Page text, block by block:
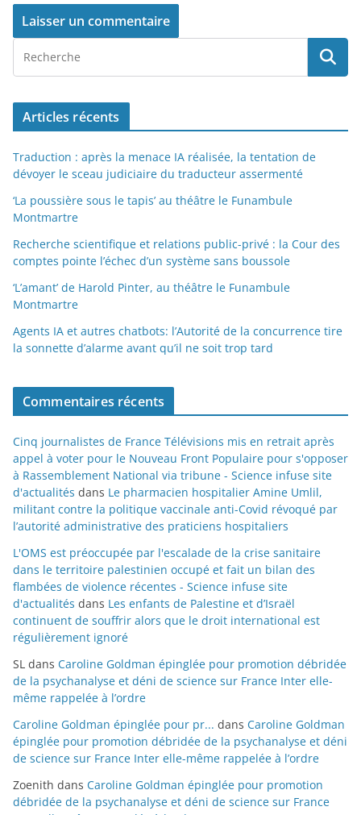
Articles récents
Traduction : après la menace IA réalisée, la tentation de
dévoyer le sceau judiciaire du traducteur assermenté
‘La poussière sous le tapis’ au théâtre le Funambule
Montmartre
Recherche scientifique et relations public-privé : la Cour des
comptes pointe l’échec d’un système sans boussole
‘L’amant’ de Harold Pinter, au théâtre le Funambule
Montmartre
Agents IA et autres chatbots: l’Autorité de la concurrence tire
la sonnette d’alarme avant qu’il ne soit trop tard
Commentaires récents
Cinq journalistes de France Télévisions mis en retrait après
appel à voter pour le Nouveau Front Populaire pour s'opposer
à Rassemblement National via tribune - Science infuse site
d'actualités dans Le pharmacien hospitalier Amine Umlil,
militant contre la politique vaccinale anti-Covid révoqué par
l’autorité administrative des praticiens hospitaliers
L'OMS est préoccupée par l'escalade de la crise sanitaire
dans le territoire palestinien occupé et fait un bilan des
flambées de violence récentes - Science infuse site
d'actualités dans Les enfants de Palestine et d’Israël
continuent de souffrir alors que le droit international est
régulièrement ignoré
SL dans Caroline Goldman épinglée pour promotion débridée
de la psychanalyse et déni de science sur France Inter elle-
même rappelée à l’ordre
Caroline Goldman épinglée pour pr... dans Caroline Goldman
épinglée pour promotion débridée de la psychanalyse et déni
de science sur France Inter elle-même rappelée à l’ordre
Zoenith dans Caroline Goldman épinglée pour promotion
débridée de la psychanalyse et déni de science sur France